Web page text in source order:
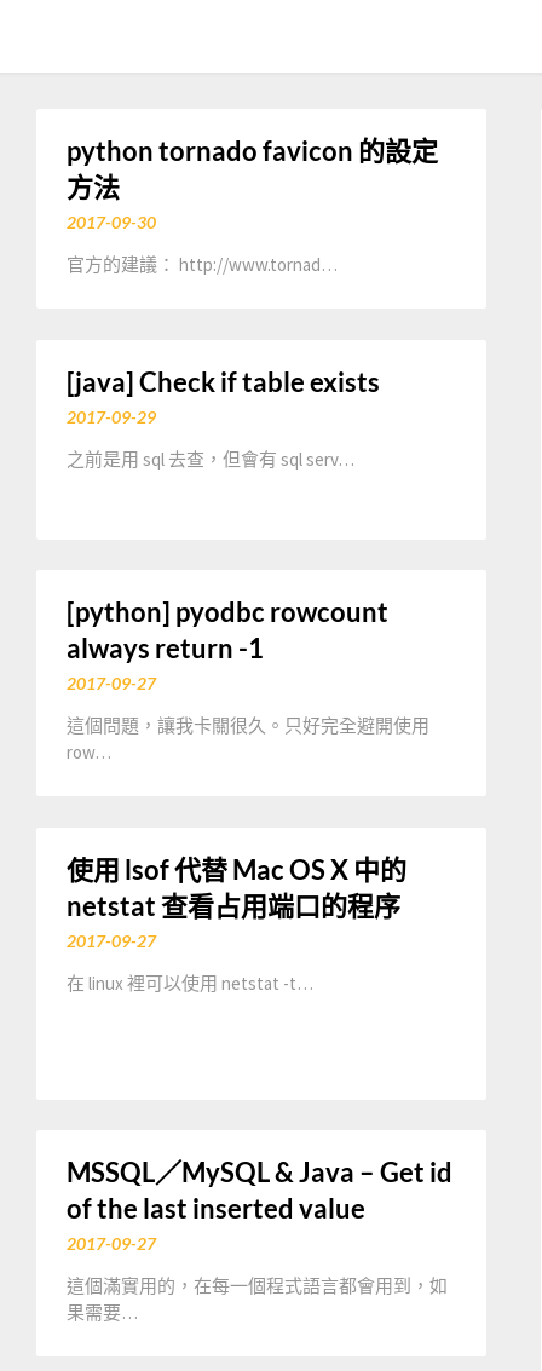
python tornado favicon 的設定
方法
2017-09-30
官方的建議： http://www.tornad…
[java] Check if table exists
2017-09-29
之前是用 sql 去查，但會有 sql serv…
[python] pyodbc rowcount
always return -1
2017-09-27
這個問題，讓我卡關很久。只好完全避開使用
row…
使用 lsof 代替 Mac OS X 中的
netstat 查看占用端口的程序
2017-09-27
在 linux 裡可以使用 netstat -t…
MSSQL／MySQL & Java – Get id
of the last inserted value
2017-09-27
這個滿實用的，在每一個程式語言都會用到，如
果需要…